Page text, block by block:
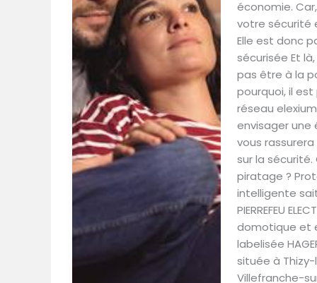
économie.
votre sécurité
Elle est donc
sécurisée Et
pas être à la
pourquoi, il
réseau
envisager
vous
sur la
piratage ?
intelligente sait
PIERREFEU
domotique et
labelisée
située à
Villefranche-